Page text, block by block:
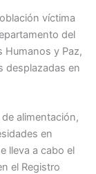
víctima
del
Humanos y Paz,
desplazadas en
alimentación,
en
lleva a cabo el
el Registro